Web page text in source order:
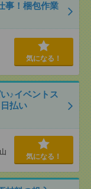
事！梱包作業
気になる！
♪イベントス
払い
気になる！